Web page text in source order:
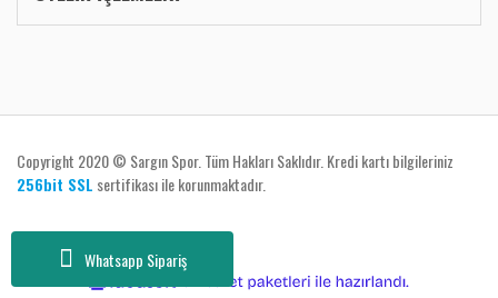
Whatsapp Sipariş
Copyright 2020 © Sargın Spor. Tüm Hakları Saklıdır. Kredi kartı bilgileriniz
256bit SSL sertifikası ile korunmaktadır.
e-